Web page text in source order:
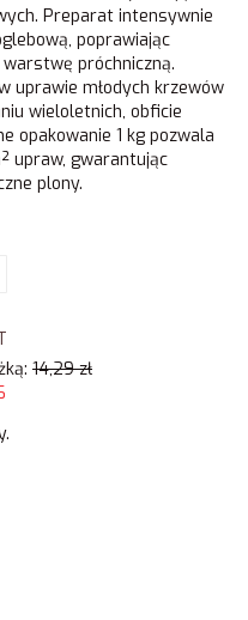
Preparat intensywnie
poprawiając
próchniczną.
uprawie młodych krzewów
wieloletnich, obficie
opakowanie 1 kg pozwala
upraw, gwarantując
plony.
14,29 zł